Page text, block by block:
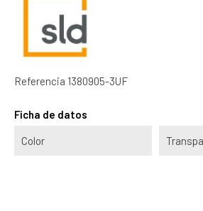
Referencia 1380905-3UF
Ficha de datos
Color